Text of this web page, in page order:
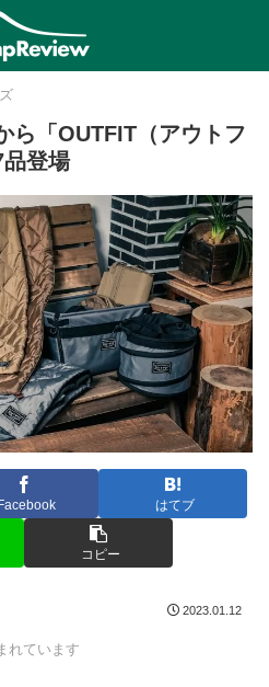
ら「OUTFIT（アウトフ
品登場
Facebook はてブ
コピー
2023.01.12
れています